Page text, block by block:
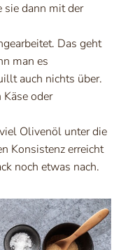
sie dann mit der
Das geht
man es
auch nichts über.
oder
Olivenöl unter die
Konsistenz erreicht
noch etwas nach.